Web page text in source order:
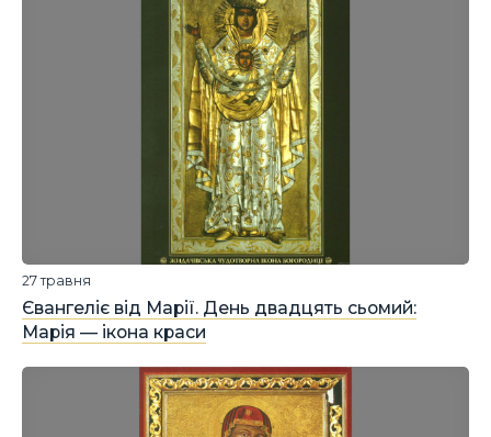
Євангеліє від Марії. День двадцять сьомий:
Марія — ікона краси
27 травня